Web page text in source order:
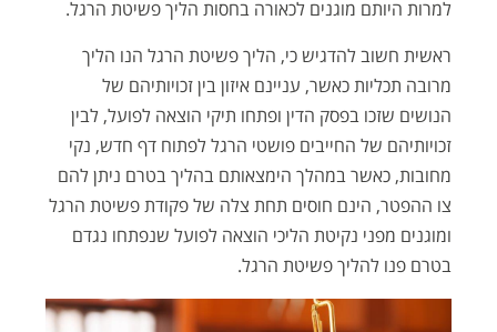
למרות היותם מוגנים לכאורה בחסות הליך פשיטת הרגל.
ראשית חשוב להדגיש כי, הליך פשיטת הרגל הנו הליך
מרובה תכליות כאשר, עניינם איזון בין זכויותיהם של
הנושים שזכו בפסק הדין ופתחו תיקי הוצאה לפועל, לבין
זכויותיהם של החייבים פושטי הרגל לפתוח דף חדש, נקי
מחובות, כאשר במהלך הימצאותם בהליך בטרם ניתן להם
צו ההפטר, הינם חוסים תחת צלה של פקודת פשיטת הרגל
ומוגנים מפני נקיטת הליכי הוצאה לפועל שנפתחו נגדם
בטרם פנו להליך פשיטת הרגל.